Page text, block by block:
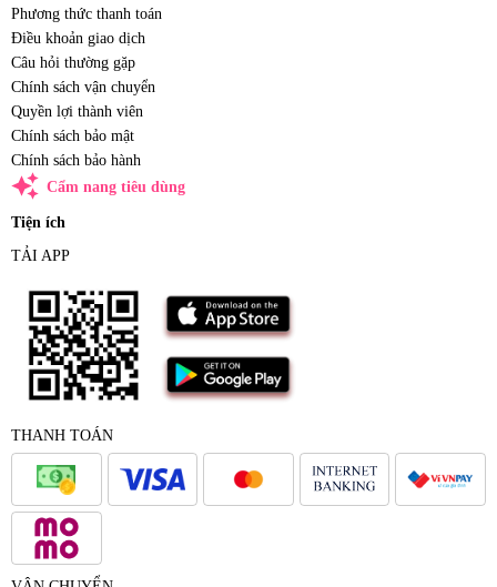
Phương thức thanh toán
Điều khoản giao dịch
Câu hỏi thường gặp
Chính sách vận chuyển
Quyền lợi thành viên
Chính sách bảo mật
Chính sách bảo hành
auto_awesome Cẩm nang tiêu dùng
Tiện ích
TẢI APP
THANH TOÁN